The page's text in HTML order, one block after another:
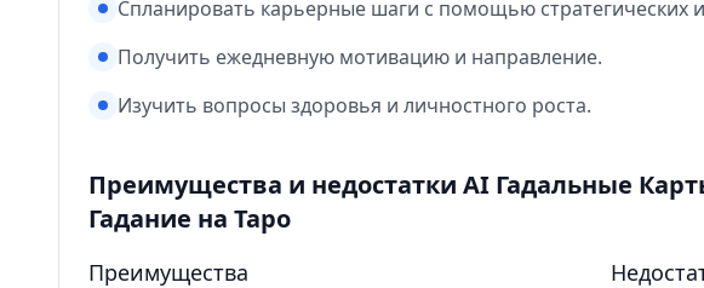
Спланировать карьерные шаги с помощью стратегических
Получить ежедневную мотивацию и направление.
Изучить вопросы здоровья и личностного роста.
Преимущества и недостатки AI Гадальные
Гадание на Таро
Преимущества